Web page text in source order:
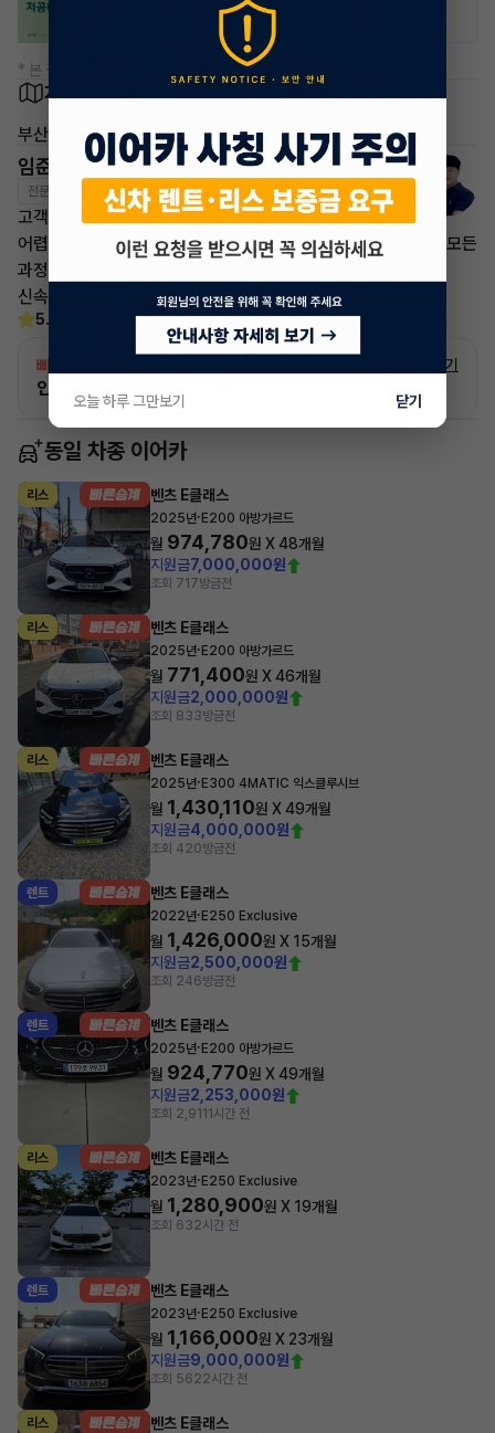
* 본 정보는 지자체마다 다를 수 있으니 실제 정보와 확인해 주세요.
차량 위치
부산
임준영 매니저
전문교육수료 자격인증완료
고객님의 만족이 첫번째 목표입니다.
어렵고 복잡한 리스/렌트 처분 손실은 줄이고 빠른승계 처리로 모든
과정을 안전하고
신속하게 차량 인도까지 책임지도록 하겠습니다.
5.0
빠른승계
인증 차량으로 승계하는 이유?
자세히 보기
동일 차종 이어카
리스 벤츠 E클래스
2025년· E200 아방가르드
월 974,780원 X48개월
지원금7,000,000원
조회 717방금전
리스 벤츠 E클래스
2025년· E200 아방가르드
월 771,400원 X46개월
지원금2,000,000원
조회 833방금전
리스 벤츠 E클래스
2025년· E300 4MATIC 익스클루시브
월 1,430,110원 X49개월
지원금4,000,000원
조회 420방금전
렌트 벤츠 E클래스
2022년· E250 Exclusive
월 1,426,000원 X 15개월
지원금2,500,000원
조회 246방금전
렌트 벤츠 E클래스
2025년· E200 아방가르드
월 924,770원 X49개월
지원금2,253,000원
조회 2,911 1시간 전
리스 벤츠 E클래스
2023년· E250 Exclusive
월 1,280,900원 X 19개월
조회 632시간 전
렌트 벤츠 E클래스
2023년· E250 Exclusive
월 1,166,000원 X 23개월
지원금9,000,000원
조회 5622시간 전
리스 벤츠 E클래스
오늘 하루 그만보기 닫기